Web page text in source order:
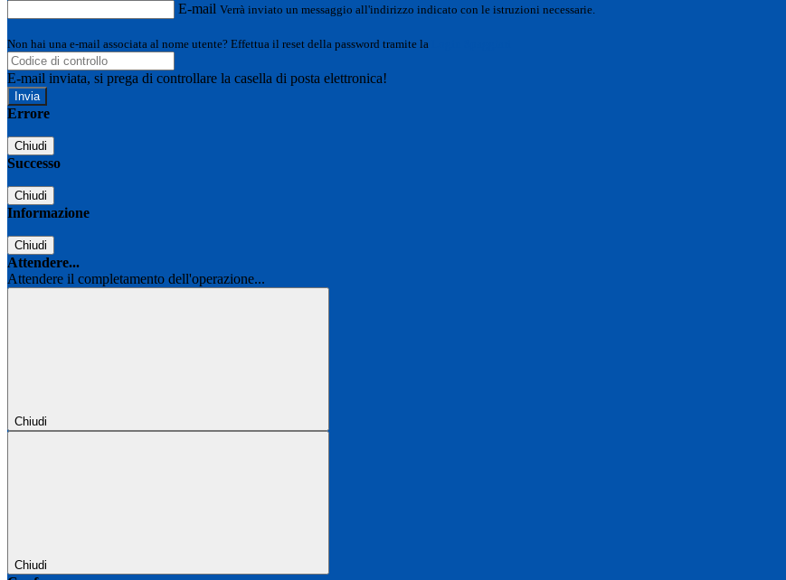
E-mail Verrà inviato un messaggio all'indirizzo indicato con le istruzioni necessarie.
Non hai una e-mail associata al nome utente? Effettua il reset della password tramite la
E-mail inviata, si prega di controllare la casella di posta elettronica!
Errore
Chiudi
Successo
Chiudi
Informazione
Chiudi
Attendere...
Attendere il completamento dell'operazione...
Chiudi
Chiudi